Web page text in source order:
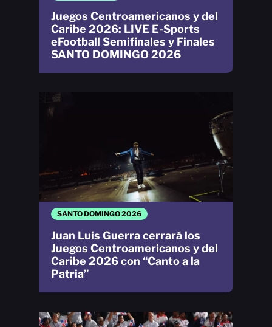
SANTO DOMINGO 2026
Juan Luis Guerra cerrará los
Juegos Centroamericanos y del
Caribe 2026 con “Canto a la
Patria”
Juegos Centroamericanos y del
Caribe 2026: LIVE E-Sports
eFootball Semifinales y Finales
SANTO DOMINGO 2026